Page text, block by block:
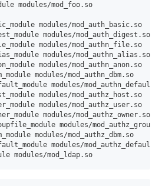
modules/mod_foo.so
modules/mod_auth_basic.so
modules/mod_auth_digest.so
modules/mod_authn_file.so
modules/mod_authn_alias.so
modules/mod_authn_anon.so
modules/mod_authn_dbm.so
modules/
modules/mod_authz_host.so
modules/mod_authz_user.so
modules/mod_authz_owner.so
modules/
modules/mod_authz_dbm.so
modules/